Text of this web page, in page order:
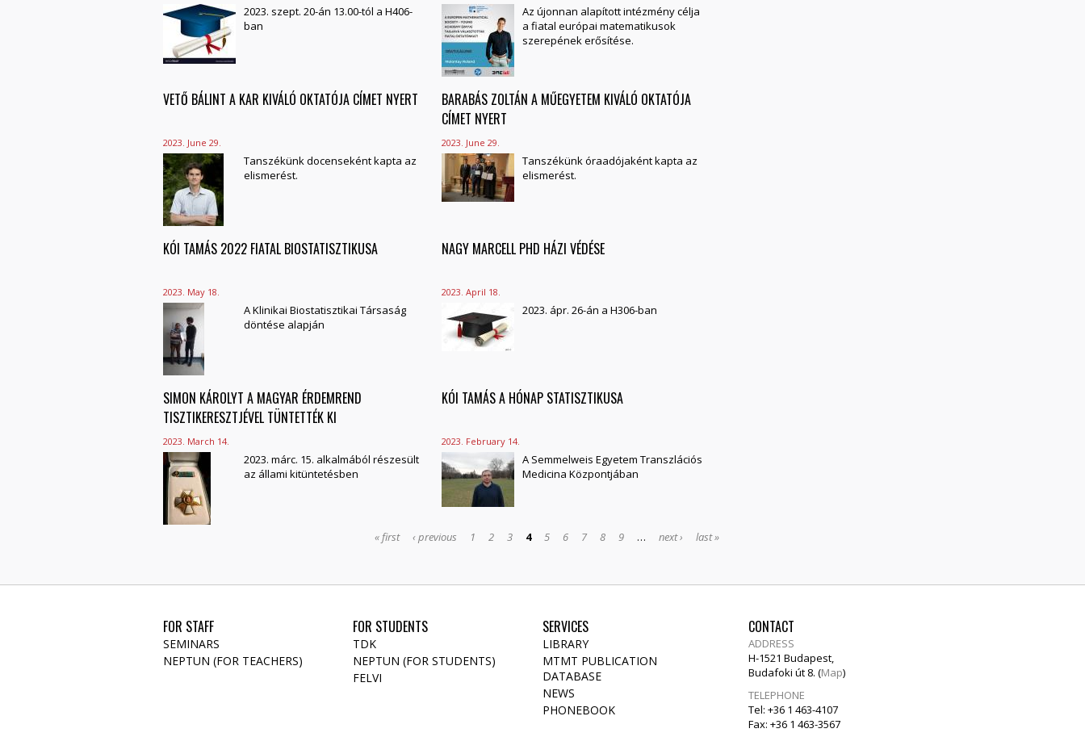
2023. szept. 20-án 13.00-tól a H406-
ban
Az újonnan alapított intézmény célja
a fiatal európai matematikusok
szerepének erősítése.
VETŐ BÁLINT A KAR KIVÁLÓ OKTATÓJA CÍMET NYERT
2023. June 29.
Tanszékünk docenseként kapta az
elismerést.
BARABÁS ZOLTÁN A MŰEGYETEM KIVÁLÓ OKTATÓJA
CÍMET NYERT
2023. June 29.
Tanszékünk óraadójaként kapta az
elismerést.
KÓI TAMÁS 2022 FIATAL BIOSTATISZTIKUSA
2023. May 18.
A Klinikai Biostatisztikai Társaság
döntése alapján
NAGY MARCELL PHD HÁZI VÉDÉSE
2023. April 18.
2023. ápr. 26-án a H306-ban
SIMON KÁROLYT A MAGYAR ÉRDEMREND
TISZTIKERESZTJÉVEL TÜNTETTÉK KI
2023. March 14.
2023. márc. 15. alkalmából részesült
az állami kitüntetésben
KÓI TAMÁS A HÓNAP STATISZTIKUSA
2023. February 14.
A Semmelweis Egyetem Transzlációs
Medicina Központjában
« first ‹ previous 1 2 3 4 5 6 7 8 9 … next › last »
FOR STAFF
SEMINARS
NEPTUN (FOR TEACHERS)
FOR STUDENTS
TDK
NEPTUN (FOR STUDENTS)
FELVI
SERVICES
LIBRARY
MTMT PUBLICATION
DATABASE
NEWS
PHONEBOOK
CONTACT
ADDRESS
H-1521 Budapest,
Budafoki út 8. (Map)
TELEPHONE
Tel: +36 1 463-4107
Fax: +36 1 463-3567